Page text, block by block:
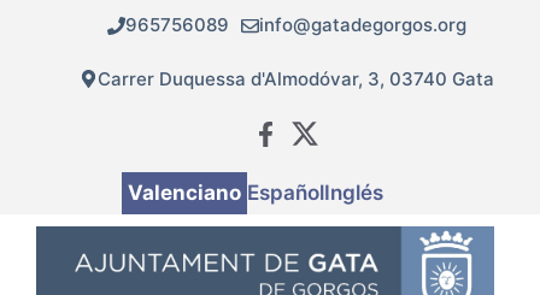
contingut
965756089 info@gatadegorgos.org
Carrer Duquessa d'Almodóvar, 3, 03740 Gata
Valenciano EspañolInglés